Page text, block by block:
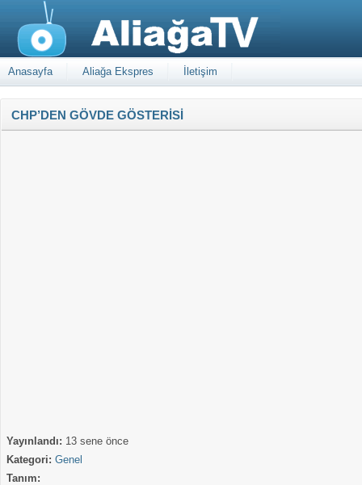
Anasayfa Aliağa Ekspres İletişim
CHP’DEN GÖVDE GÖSTERİSİ
Yayınlandı: 13 sene önce
Kategori: Genel
Tanım: